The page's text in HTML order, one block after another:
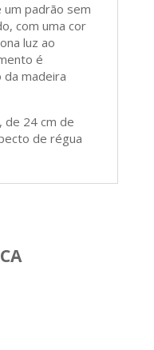
um padrão sem
com uma cor
luz ao
é
da madeira
de 24 cm de
de régua